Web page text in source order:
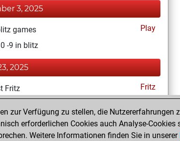
3, 2025
games
Play
-9 in blitz
2025
Fritz
Fritz
Elo of 1623
Fritz account
zur Verfügung zu stellen, die Nutzererfahrungen
erforderlichen Cookies auch Analyse-
Weitere Informationen finden Sie in unserer